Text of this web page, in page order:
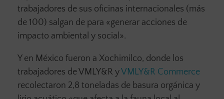
trabajadores de sus oficinas internacionales (más
de 100) salgan de para «generar acciones de
impacto ambiental y social».
Y en México fueron a Xochimilco, donde los
trabajadores de VMLY&R yVMLY&R Commerce
recolectaron 2,8 toneladas de basura orgánica y